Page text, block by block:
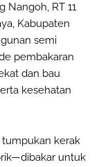
Nangoh, RT 11
Kabupaten
semi
pembakaran
dan bau
kesehatan
tumpukan kerak
untuk